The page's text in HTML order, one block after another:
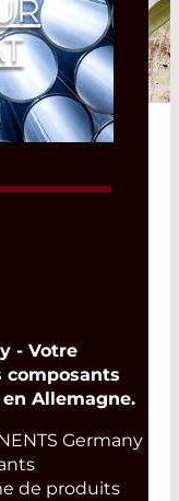
- Votre
composants
Allemagne.
Germany
de produits